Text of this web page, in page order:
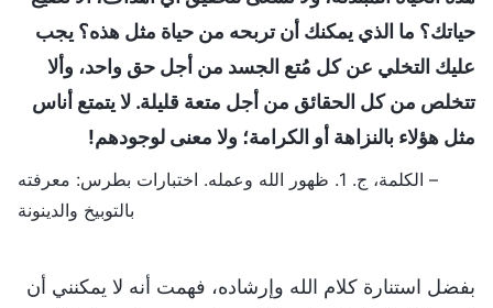
حياتك؟ ما الذي يمكنك أن تربحه من حياة مثل هذه؟ يجب
عليك التخلي عن كل مُتع الجسد من أجل حق واحد، وألا
تتخلص من كل الحقائق من أجل متعة قليلة. لا يتمتع أناس
مثل هؤلاء بالنزاهة أو الكرامة؛ ولا معنى لوجودهم!
– الكلمة، ج. 1. ظهور الله وعمله. اختبارات بطرس: معرفته
بالتوبيخ والدينونة
بفضل استنارة كلام الله وإرشاده، فهمت أنه لا يمكنني أن